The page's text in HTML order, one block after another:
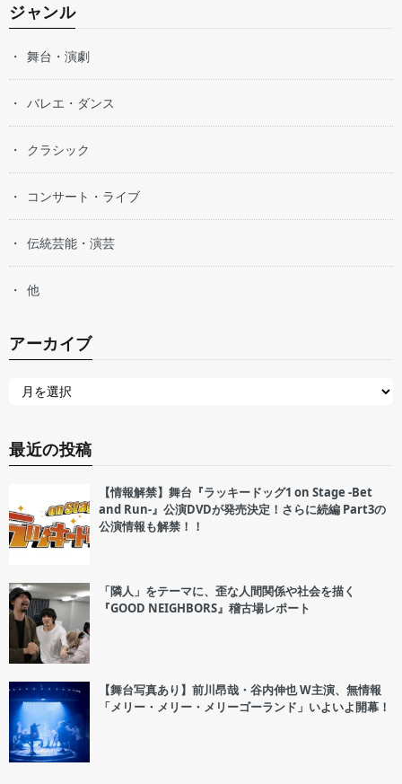
ジャンル
舞台・演劇
バレエ・ダンス
クラシック
コンサート・ライブ
伝統芸能・演芸
他
アーカイブ
最近の投稿
【情報解禁】舞台『ラッキードッグ1 on Stage -Bet
and Run-』公演DVDが発売決定！さらに続編 Part3の
公演情報も解禁！！
「隣人」をテーマに、歪な人間関係や社会を描く
『GOOD NEIGHBORS』稽古場レポート
【舞台写真あり】前川昂哉・谷内伸也 W主演、無情報
「メリー・メリー・メリーゴーランド」いよいよ開幕！